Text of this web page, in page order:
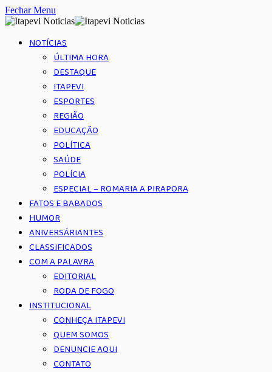
Fechar Menu
NOTÍCIAS
ÚLTIMA HORA
DESTAQUE
ITAPEVI
ESPORTES
REGIÃO
EDUCAÇÃO
POLÍTICA
SAÚDE
POLÍCIA
ESPECIAL – ROMARIA A PIRAPORA
FATOS E BABADOS
HUMOR
ANIVERSÁRIANTES
CLASSIFICADOS
COM A PALAVRA
EDITORIAL
RODA DE FOGO
INSTITUCIONAL
CONHEÇA ITAPEVI
QUEM SOMOS
DENUNCIE AQUI
CONTATO